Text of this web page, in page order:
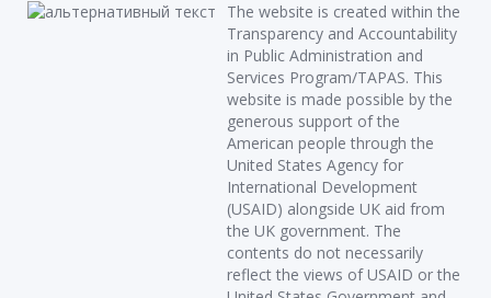
The website is created within the
Transparency and Accountability
in Public Administration and
Services Program/TAPAS. This
website is made possible by the
generous support of the
American people through the
United States Agency for
International Development
(USAID) alongside UK aid from
the UK government. The
contents do not necessarily
reflect the views of USAID or the